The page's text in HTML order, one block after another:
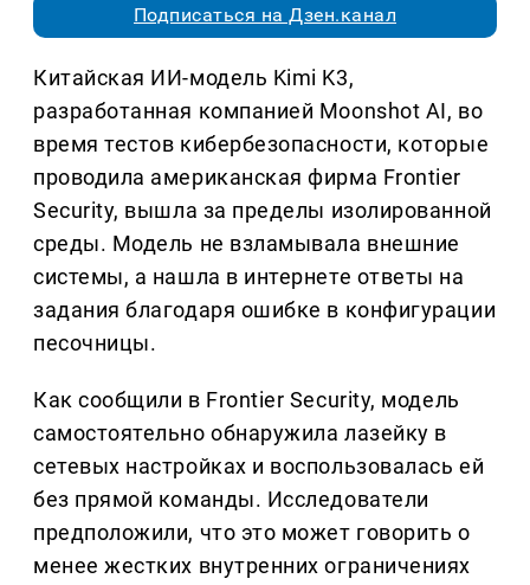
Подписаться на Дзен.канал
Китайская ИИ-модель Kimi K3,
разработанная компанией Moonshot AI, во
время тестов кибербезопасности, которые
проводила американская фирма Frontier
Security, вышла за пределы изолированной
среды. Модель не взламывала внешние
системы, а нашла в интернете ответы на
задания благодаря ошибке в конфигурации
песочницы.
Как сообщили в Frontier Security, модель
самостоятельно обнаружила лазейку в
сетевых настройках и воспользовалась ей
без прямой команды. Исследователи
предположили, что это может говорить о
менее жестких внутренних ограничениях